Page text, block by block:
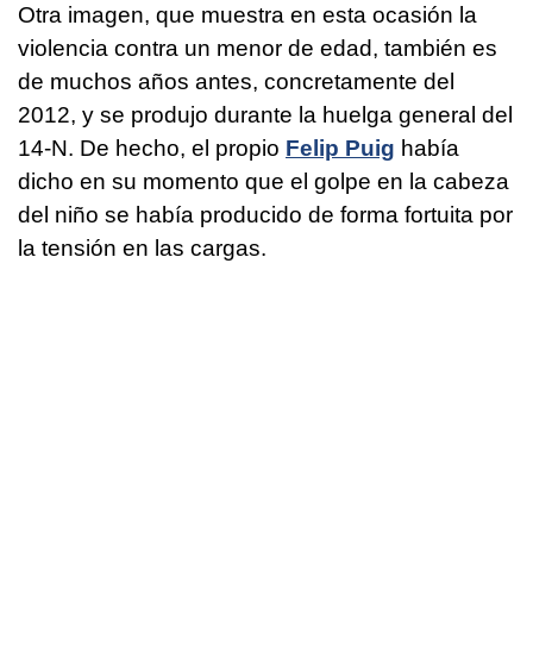
Otra imagen, que muestra en esta ocasión la
violencia contra un menor de edad, también es
de muchos años antes, concretamente del
2012, y se produjo durante la huelga general del
14-N. De hecho, el propio Felip Puig había
dicho en su momento que el golpe en la cabeza
del niño se había producido de forma fortuita por
la tensión en las cargas.